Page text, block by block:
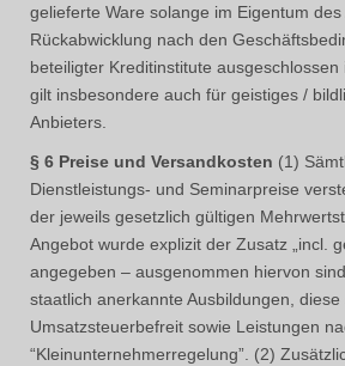
gelieferte Ware solange im Eigentum
Rückabwicklung nach den
beteiligter Kreditinstitute ausgeschlossen
gilt insbesondere auch für geistiges /
Anbieters.
§ 6 Preise und Versandkosten (1)
Dienstleistungs- und Seminarpreise
der jeweils gesetzlich gültigen
Angebot wurde explizit der Zusatz „incl.
angegeben – ausgenommen hiervon
staatlich anerkannte Ausbildungen, diese
Umsatzsteuerbefreit sowie Leistungen
“Kleinunternehmerregelung”. (2)